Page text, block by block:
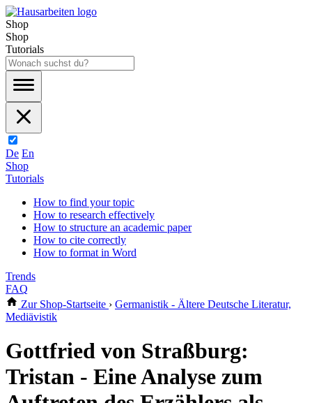
Shop
Shop
Tutorials
De En
Shop
Tutorials
How to find your topic
How to research effectively
How to structure an academic paper
How to cite correctly
How to format in Word
Trends
FAQ
Zur Shop-Startseite › Germanistik - Ältere Deutsche Literatur,
Mediävistik
Gottfried von Straßburg:
Tristan - Eine Analyse zum